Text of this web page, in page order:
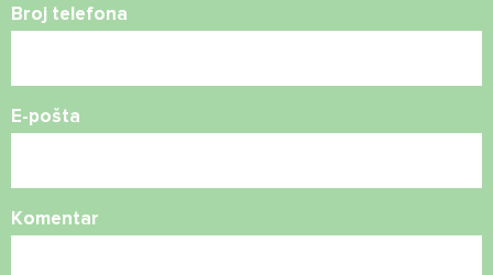
Broj telefona
E-pošta
Komentar